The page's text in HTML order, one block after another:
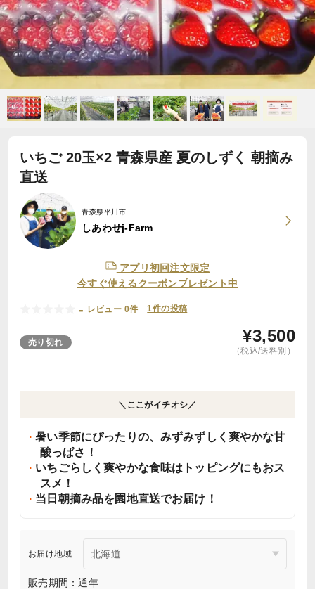
いちご 20玉×2 青森県産 夏のしずく 朝摘み
直送
青森県平川市
しあわせj-Farm
アプリ初回注文限定
今すぐ使えるクーポンプレゼント中
- レビュー 0件 1件の投稿
売り切れ ¥3,500
（税込/送料別）
＼ここがイチオシ／
暑い季節にぴったりの、みずみずしく爽やかな甘
酸っぱさ！
いちごらしく爽やかな食味はトッピングにもおス
スメ！
当日朝摘み品を園地直送でお届け！
お届け地域
販売期間：通年